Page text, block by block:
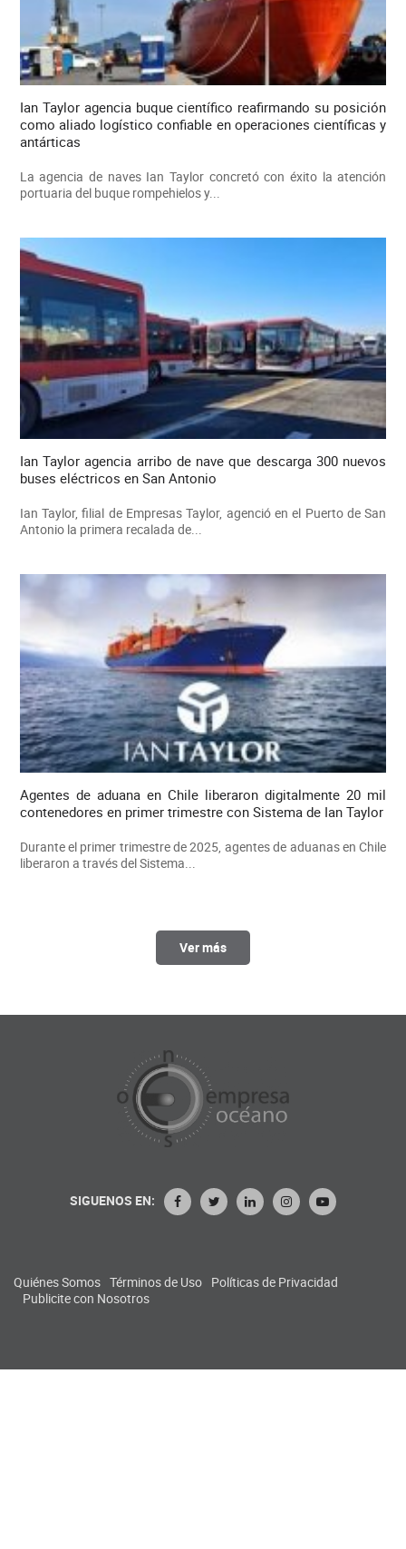
Ian Taylor agencia buque científico reafirmando su posición
como aliado logístico confiable en operaciones científicas y
antárticas
La agencia de naves Ian Taylor concretó con éxito la atención
portuaria del buque rompehielos y...
Ian Taylor agencia arribo de nave que descarga 300 nuevos
buses eléctricos en San Antonio
Ian Taylor, filial de Empresas Taylor, agenció en el Puerto de San
Antonio la primera recalada de...
Agentes de aduana en Chile liberaron digitalmente 20 mil
contenedores en primer trimestre con Sistema de Ian Taylor
Durante el primer trimestre de 2025, agentes de aduanas en Chile
liberaron a través del Sistema...
Ver más
SIGUENOS EN:
Quiénes Somos Términos de Uso Políticas de Privacidad
Publicite con Nosotros